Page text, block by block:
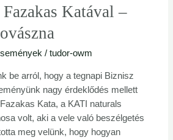
Fazakas Katával –
/ tudor-owm
be arról, hogy a tegnapi Biznisz
nagy érdeklődés mellett
Kata, a KATI naturals
volt, aki a vele való beszélgetés
meg velünk, hogy hogyan